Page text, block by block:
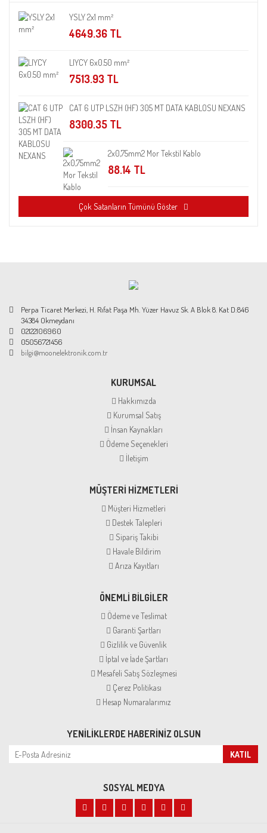
YSLY 2x1 mm²
4649.36 TL
LIYCY 6x0.50 mm²
7513.93 TL
CAT 6 UTP LSZH (HF) 305 MT DATA KABLOSU NEXANS
8300.35 TL
2x0,75mm2 Mor Tekstil Kablo
88.14 TL
Çok Satanların Tümünü Göster
Perpa Ticaret Merkezi, H. Rıfat Paşa Mh. Yüzer Havuz Sk. A Blok 8. Kat D:846
34384 Okmeydanı
02122106960
05056721456
bilgi@moonelektronik.com.tr
KURUMSAL
Hakkımızda
Kurumsal Satış
İnsan Kaynakları
Ödeme Seçenekleri
İletişim
MÜŞTERİ HİZMETLERİ
Müşteri Hizmetleri
Destek Talepleri
Sipariş Takibi
Havale Bildirim
Arıza Kayıtları
ÖNEMLİ BİLGİLER
Ödeme ve Teslimat
Garanti Şartları
Gizlilik ve Güvenlik
İptal ve İade Şartları
Mesafeli Satış Sözleşmesi
Çerez Politikası
Hesap Numaralarımız
YENILIKLERDE HABERINIZ OLSUN
KATIL
SOSYAL MEDYA